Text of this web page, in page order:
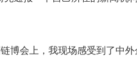
博会上，我现场感受到了中